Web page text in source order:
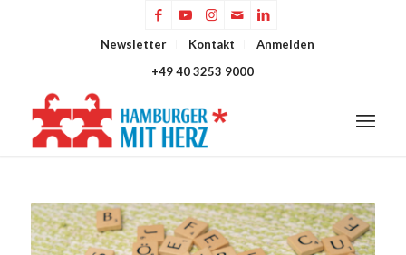
Newsletter Kontakt
Anmelden
+49 40 3253 9000